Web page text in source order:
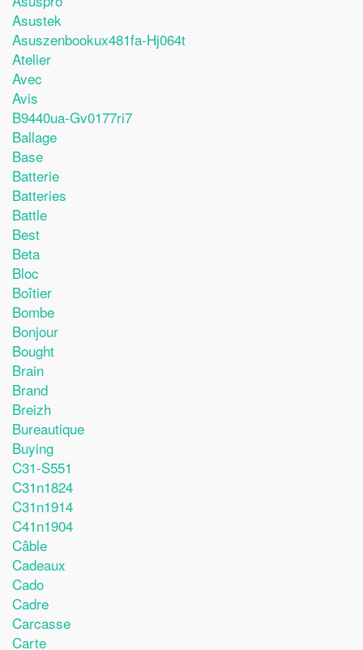
Asustek
Asuszenbookux481fa-Hj064t
Atelier
Avec
Avis
B9440ua-Gv0177ri7
Ballage
Base
Batterie
Batteries
Battle
Best
Beta
Bloc
Boîtier
Bombe
Bonjour
Bought
Brain
Brand
Breizh
Bureautique
Buying
C31-S551
C31n1824
C31n1914
C41n1904
Câble
Cadeaux
Cado
Cadre
Carcasse
Carte